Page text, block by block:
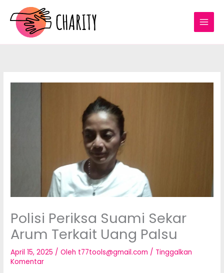
konten
Polisi Periksa Suami Sekar
Arum Terkait Uang Palsu
April 15, 2025 / Oleh t77tools@gmail.com / Tinggalkan
Komentar